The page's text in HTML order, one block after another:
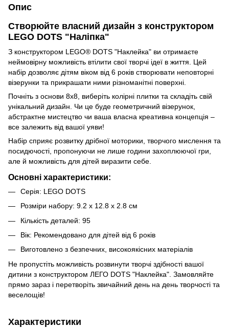
Опис
Створюйте власний дизайн з конструктором
LEGO DOTS "Наліпка"
З конструктором LEGO® DOTS "Наклейка" ви отримаєте
неймовірну можливість втілити свої творчі ідеї в життя. Цей
набір дозволяє дітям віком від 6 років створювати неповторні
візерунки та прикрашати ними різноманітні поверхні.
Почніть з основи 8x8, виберіть колірні плитки та складіть свій
унікальний дизайн. Чи це буде геометричний візерунок,
абстрактне мистецтво чи ваша власна креативна концепція –
все залежить від вашої уяви!
Набір сприяє розвитку дрібної моторики, творчого мислення та
посидючості, пропонуючи не лише години захоплюючої гри,
але й можливість для дітей виразити себе.
Основні характеристики:
Серія: LEGO DOTS
Розміри набору: 9.2 x 12.8 x 2.8 см
Кількість деталей: 95
Вік: Рекомендовано для дітей від 6 років
Виготовлено з безпечних, високоякісних матеріалів
Не пропустіть можливість розвинути творчі здібності вашої
дитини з конструктором ЛЕГО DOTS "Наклейка". Замовляйте
прямо зараз і перетворіть звичайний день на день творчості та
веселощів!
Характеристики